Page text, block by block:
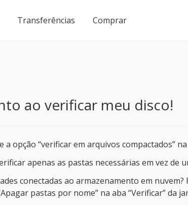
Transferências Comprar
ao verificar meu disco!
opção “verificar em arquivos compactados”
apenas as pastas necessárias em vez de
conectadas ao armazenamento em
pastas por nome” na aba “Verificar” da